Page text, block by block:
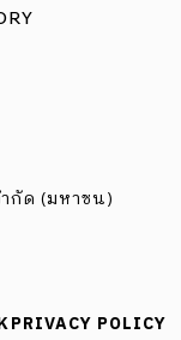
กัด (มหาชน)
PRIVACY POLICY